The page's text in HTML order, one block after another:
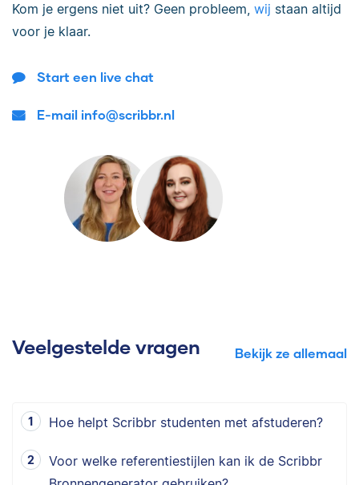
Kom je ergens niet uit? Geen probleem, wij staan altijd
voor je klaar.
Start een live chat
E-mail info@scribbr.nl
Veelgestelde vragen Bekijk ze allemaal
Hoe helpt Scribbr studenten met afstuderen?
Voor welke referentiestijlen kan ik de Scribbr